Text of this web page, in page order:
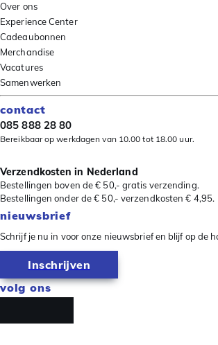
Over ons
Experience Center
Cadeaubonnen
Merchandise
Vacatures
Samenwerken
contact
085 888 28 80
Bereikbaar op werkdagen van 10.00 tot 18.00 uur.
Verzendkosten in Nederland
Bestellingen boven de € 50,- gratis verzending.
Bestellingen onder de € 50,- verzendkosten € 4,95.
nieuwsbrief
Schrijf je nu in voor onze nieuwsbrief en blijf op de
Inschrijven
volg ons